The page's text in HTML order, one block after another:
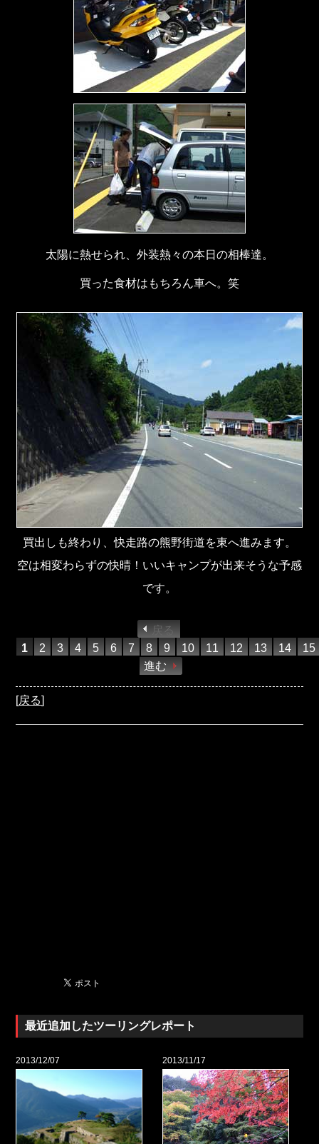
太陽に熱せられ、外装熱々の本日の相棒達。
買った食材はもちろん車へ。笑
買出しも終わり、快走路の熊野街道を東へ進みます。
空は相変わらずの快晴！いいキャンプが出来そうな予感
です。
戻る
1
2 3 4 5 6 7 8 9 10 11 12 13 14
15
進む
[戻る]
最近追加したツーリングレポート
2013/12/07 2013/11/17